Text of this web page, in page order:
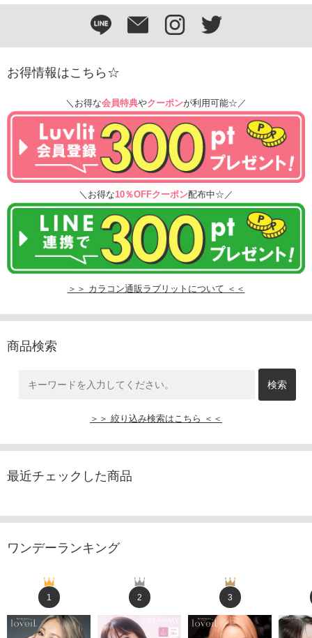
お得情報はこちら☆
＼お得な会員特典やクーポンが利用可能☆／
＼お得な10％OFFクーポン配布中☆／
＞＞ カラコン通販ラブリットについて ＜＜
商品検索
＞＞ 絞り込み検索はこちら ＜＜
最近チェックした商品
ワンデーランキング
1 2 3